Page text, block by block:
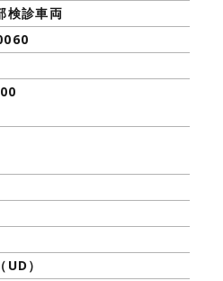
検診車両
UD）